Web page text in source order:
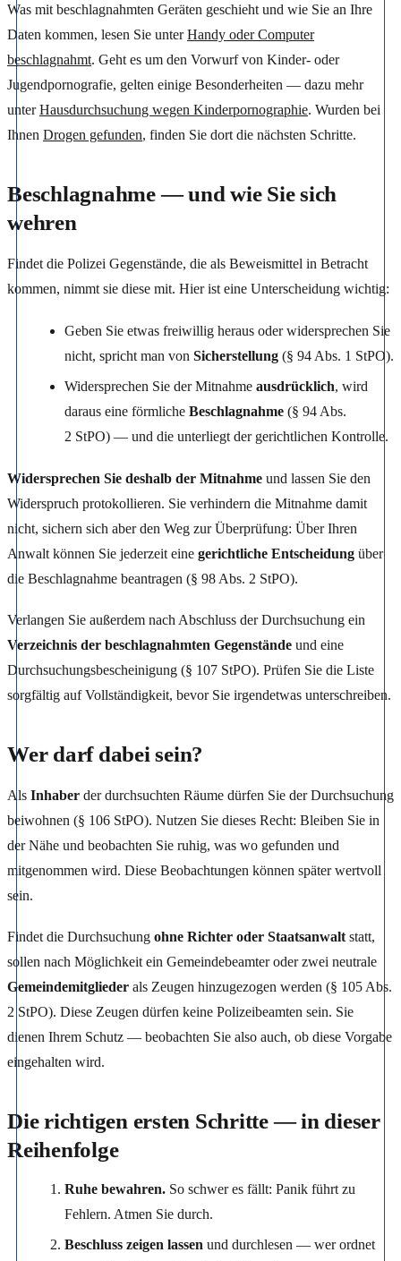
Was mit beschlagnahmten Geräten geschieht und wie Sie an Ihre
Daten kommen, lesen Sie unterHandy oder Computer
beschlagnahmt. Geht es um den Vorwurf von Kinder- oder
Jugendpornografie, gelten einige Besonderheiten — dazu mehr
unterHausdurchsuchung wegen Kinderpornographie. Wurden bei
Ihnen Drogen gefunden, finden Sie dort die nächsten Schritte.
Beschlagnahme — und wie Sie sich
wehren
Findet die Polizei Gegenstände, die als Beweismittel in Betracht
kommen, nimmt sie diese mit. Hier ist eine Unterscheidung wichtig:
Geben Sie etwas freiwillig heraus oder widersprechen Sie
nicht, spricht man von Sicherstellung (§ 94 Abs. 1 StPO).
Widersprechen Sie der Mitnahme ausdrücklich, wird
daraus eine förmliche Beschlagnahme (§ 94 Abs.
2 StPO) — und die unterliegt der gerichtlichen Kontrolle.
Widersprechen Sie deshalb der Mitnahme und lassen Sie den
Widerspruch protokollieren. Sie verhindern die Mitnahme damit
nicht, sichern sich aber den Weg zur Überprüfung: Über Ihren
Anwalt können Sie jederzeit eine gerichtliche Entscheidung über
die Beschlagnahme beantragen (§ 98 Abs. 2 StPO).
Verlangen Sie außerdem nach Abschluss der Durchsuchung ein
Verzeichnis der beschlagnahmten Gegenstände und eine
Durchsuchungsbescheinigung (§ 107 StPO). Prüfen Sie die Liste
sorgfältig auf Vollständigkeit, bevor Sie irgendetwas unterschreiben.
Wer darf dabei sein?
Als Inhaber der durchsuchten Räume dürfen Sie der Durchsuchung
beiwohnen (§ 106 StPO). Nutzen Sie dieses Recht: Bleiben Sie in
der Nähe und beobachten Sie ruhig, was wo gefunden und
mitgenommen wird. Diese Beobachtungen können später wertvoll
sein.
Findet die Durchsuchung ohne Richter oder Staatsanwaltstatt,
sollen nach Möglichkeit ein Gemeindebeamter oder zwei neutrale
Gemeindemitglieder als Zeugen hinzugezogen werden (§ 105 Abs.
2 StPO). Diese Zeugen dürfen keine Polizeibeamten sein. Sie
dienen Ihrem Schutz — beobachten Sie also auch, ob diese Vorgabe
eingehalten wird.
Die richtigen ersten Schritte — in dieser
Reihenfolge
Ruhe bewahren. So schwer es fällt: Panik führt zu
Fehlern. Atmen Sie durch.
Beschluss zeigen lassen und durchlesen — wer ordnet